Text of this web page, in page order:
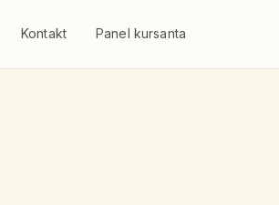
Kontakt Panel kursanta